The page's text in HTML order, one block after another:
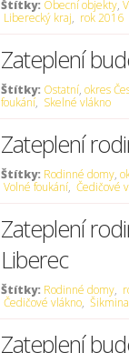
Štítky: Obecní objekty,
Liberecký kraj, rok 2016
Zateplení
Štítky: Ostatní, okres
foukání, Skelné vlákno
Zateplení
Štítky: Rodinné domy,
Volné foukání, Čedičové
Zateplení
Liberec
Štítky: Rodinné domy,
Čedičové vlákno, Šikmina
Zateplení